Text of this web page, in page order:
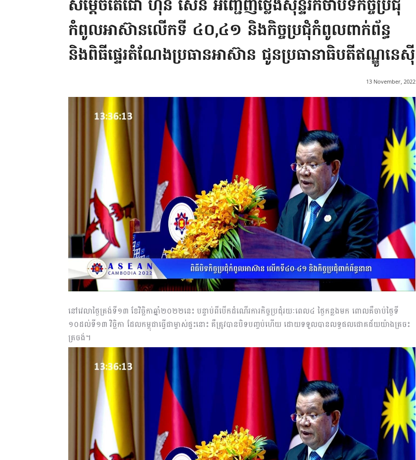
I
ភាព​
ព័ត៌មាន​
រហ័ស
សម្តេចតេជោ ហ៊ុន សែន អញ្ជើញថ្លែងសុន្ទរកថាបិទកិច្ចប្រជុំ
កំពូលអាស៊ានលើកទី ៤០,៤១ និងកិច្ចប្រជុំកំពូលពាក់ព័ន្ធ
និងពិធីផ្ទេរតំណែងប្រធានអាស៊ាន ជូនប្រធានាធិបតីឥណ្ឌូនេស៊ី
13 November, 2022
នៅវេលាថ្ងៃត្រង់ទី១៣ ខែវិច្ឆិកាឆ្នាំ២០២២នេះ បន្ទាប់ពីបើកដំណើរការកិច្ចប្រជុំរយៈពេល៤ ថ្ងៃកន្លងមក ពោលគឺចាប់ថ្ងៃទី
១០ដល់ទី១៣ វិច្ឆិកា ដែលកម្ពុជាធ្វើជាម្ចាស់ផ្ទះនោះ គឺត្រូវបានបិទបញ្ចប់ហើយ ដោយទទួលបានលទ្ធផលជោគជ័យយ៉ាងត្រចះ
ត្រចង់។